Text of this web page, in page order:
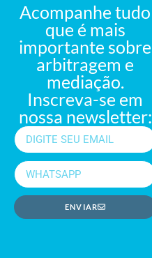
Acompanhe tudo
que é mais
importante sobre
arbitragem e
mediação.
Inscreva-se em
nossa newsletter:
ENVIAR